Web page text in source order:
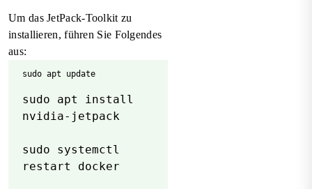
Um das JetPack-Toolkit zu
installieren, führen Sie Folgendes
aus:
sudo apt update
sudo apt install
nvidia-jetpack
sudo systemctl
restart docker